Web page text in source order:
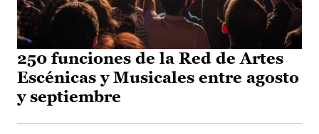
250 funciones de la Red de Artes
Escénicas y Musicales entre agosto
y septiembre